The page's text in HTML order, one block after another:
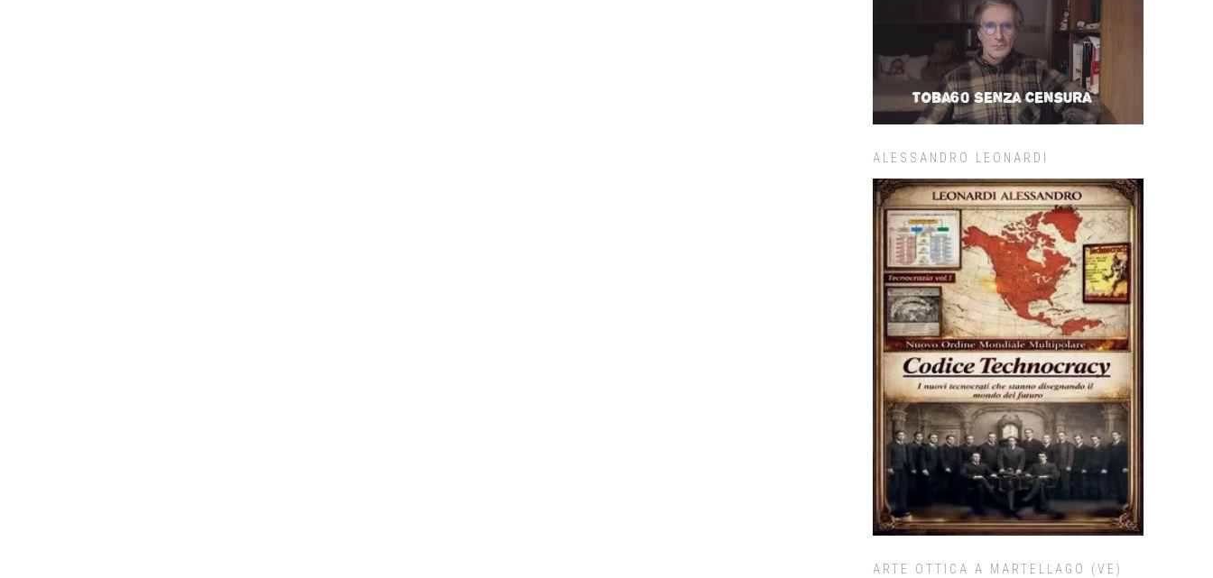
ALESSANDRO LEONARDI
ARTE OTTICA A MARTELLAGO (VE)